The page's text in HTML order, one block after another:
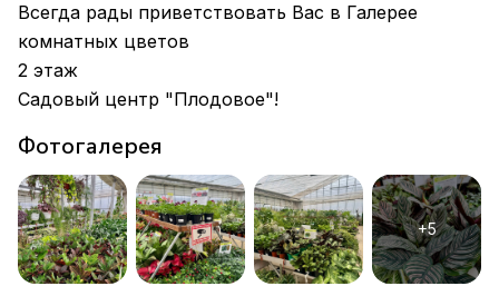
Всегда рады приветствовать Вас в Галерее
комнатных цветов
2 этаж
Садовый центр "Плодовое"!
Фотогалерея